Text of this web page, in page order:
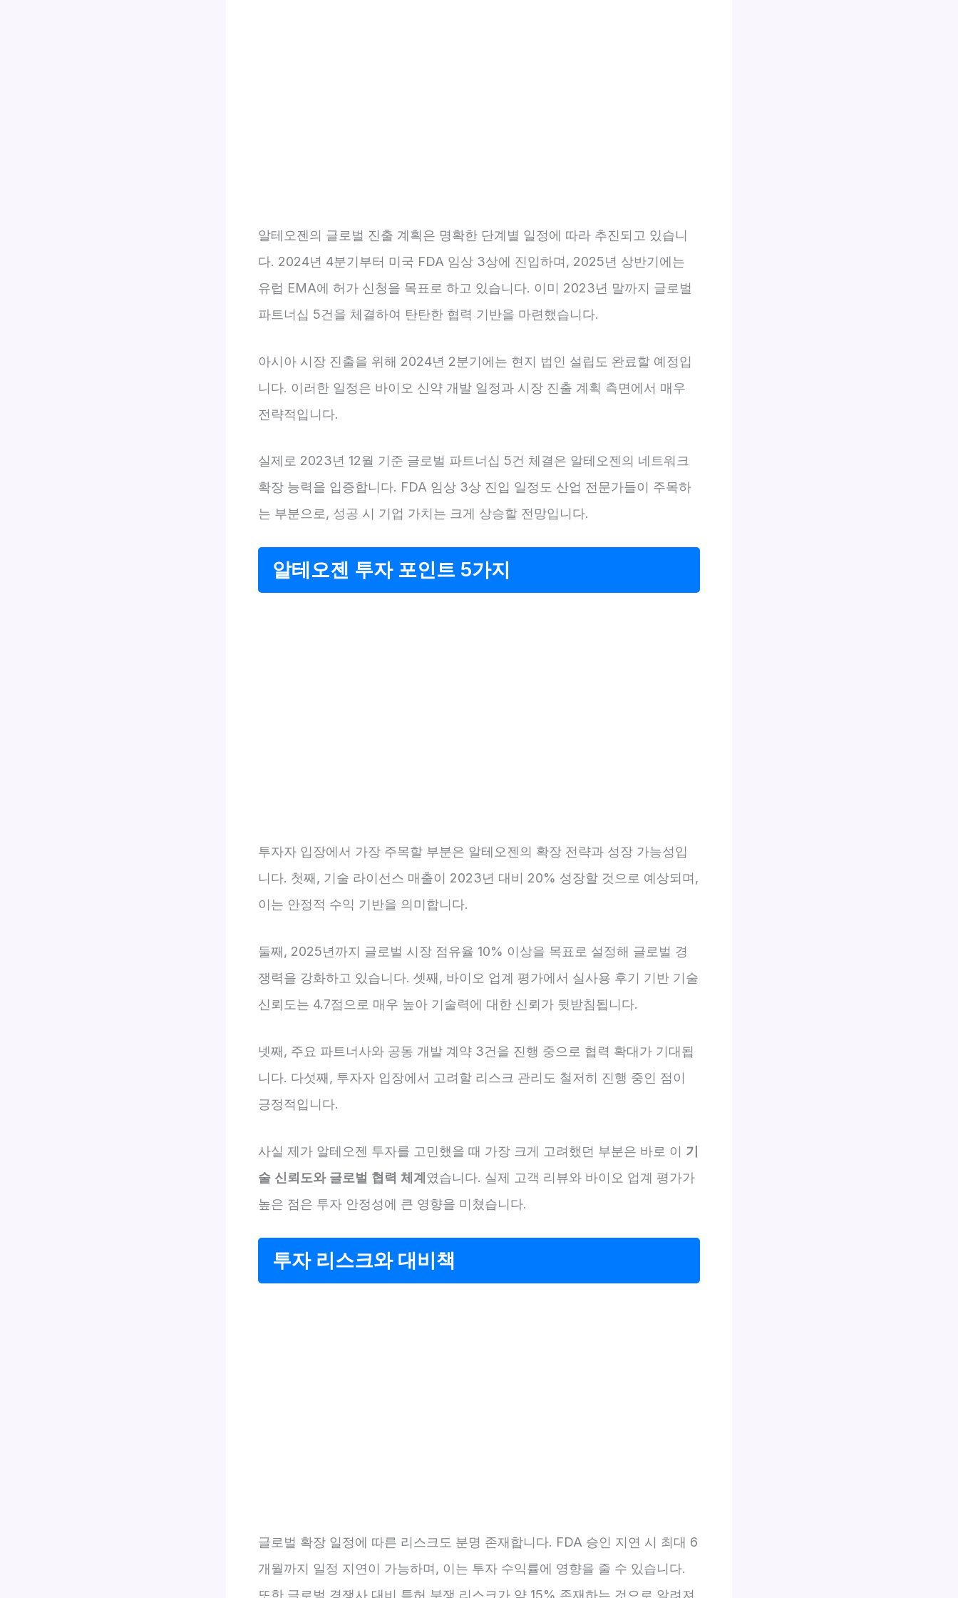
알테오젠의 글로벌 진출 계획은 명확한 단계별 일정에 따라 추진되고 있습니
다. 2024년 4분기부터 미국 FDA 임상 3상에 진입하며, 2025년 상반기에는
유럽 EMA에 허가 신청을 목표로 하고 있습니다. 이미 2023년 말까지 글로벌
파트너십 5건을 체결하여 탄탄한 협력 기반을 마련했습니다.
아시아 시장 진출을 위해 2024년 2분기에는 현지 법인 설립도 완료할 예정입
니다. 이러한 일정은 바이오 신약 개발 일정과 시장 진출 계획 측면에서 매우
전략적입니다.
실제로 2023년 12월 기준 글로벌 파트너십 5건 체결은 알테오젠의 네트워크
확장 능력을 입증합니다. FDA 임상 3상 진입 일정도 산업 전문가들이 주목하
는 부분으로, 성공 시 기업 가치는 크게 상승할 전망입니다.
알테오젠 투자 포인트 5가지
투자자 입장에서 가장 주목할 부분은 알테오젠의 확장 전략과 성장 가능성입
니다. 첫째, 기술 라이선스 매출이 2023년 대비 20% 성장할 것으로 예상되며,
이는 안정적 수익 기반을 의미합니다.
둘째, 2025년까지 글로벌 시장 점유율 10% 이상을 목표로 설정해 글로벌 경
쟁력을 강화하고 있습니다. 셋째, 바이오 업계 평가에서 실사용 후기 기반 기술
신뢰도는 4.7점으로 매우 높아 기술력에 대한 신뢰가 뒷받침됩니다.
넷째, 주요 파트너사와 공동 개발 계약 3건을 진행 중으로 협력 확대가 기대됩
니다. 다섯째, 투자자 입장에서 고려할 리스크 관리도 철저히 진행 중인 점이
긍정적입니다.
사실 제가 알테오젠 투자를 고민했을 때 가장 크게 고려했던 부분은 바로 이 기
술 신뢰도와 글로벌 협력 체계였습니다. 실제 고객 리뷰와 바이오 업계 평가가
높은 점은 투자 안정성에 큰 영향을 미쳤습니다.
투자 리스크와 대비책
글로벌 확장 일정에 따른 리스크도 분명 존재합니다. FDA 승인 지연 시 최대 6
개월까지 일정 지연이 가능하며, 이는 투자 수익률에 영향을 줄 수 있습니다.
또한 글로벌 경쟁사 대비 특허 분쟁 리스크가 약 15% 존재하는 것으로 알려져